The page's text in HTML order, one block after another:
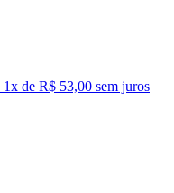
1x de R$ 53,00 sem juros